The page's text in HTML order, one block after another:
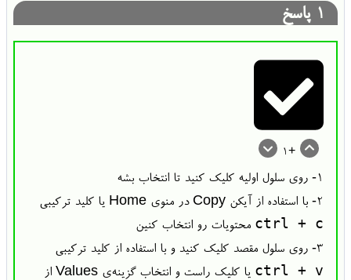
1 پاسخ
+1
۱- روی سلول اولیه کلیک کنید تا انتخاب بشه
۲- با استفاده از آیکن Copy در منوی Home یا کلید ترکیبی
ctrl + c محتویات رو انتخاب کنین
۳- روی سلول مقصد کلیک کنید و با استفاده از کلید ترکیبی
ctrl + v
یا کلیک راست و انتخاب گزینه‌ی Values از